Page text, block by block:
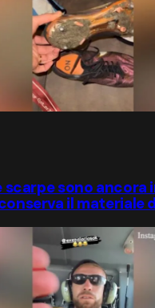
scarpe sono
il materiale